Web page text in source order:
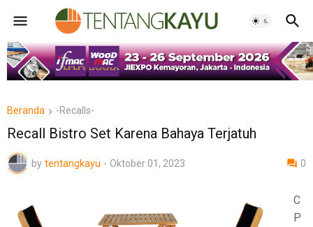
Beranda -Recalls-
Recall Bistro Set Karena Bahaya Terjatuh
by tentangkayu - Oktober 01, 2023 0
C
P